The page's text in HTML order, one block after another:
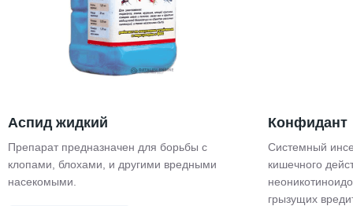
Аспид жидкий
Препарат предназначен для борьбы с
клопами, блохами, и другими вредными
насекомыми.
Конфидант
Системный
кишечного
грызущих